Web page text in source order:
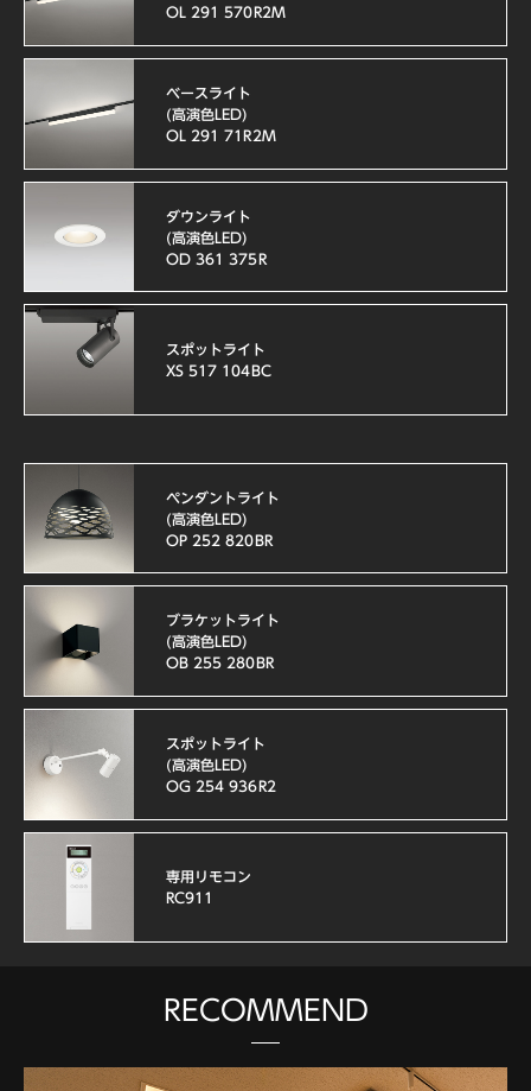
OL 291 570R2M
ベースライト
(高演色LED)
OL 291 71R2M
ダウンライト
(高演色LED)
OD 361 375R
スポットライト
XS 517 104BC
ペンダントライト
(高演色LED)
OP 252 820BR
ブラケットライト
(高演色LED)
OB 255 280BR
スポットライト
(高演色LED)
OG 254 936R2
専用リモコン
RC911
RECOMMEND